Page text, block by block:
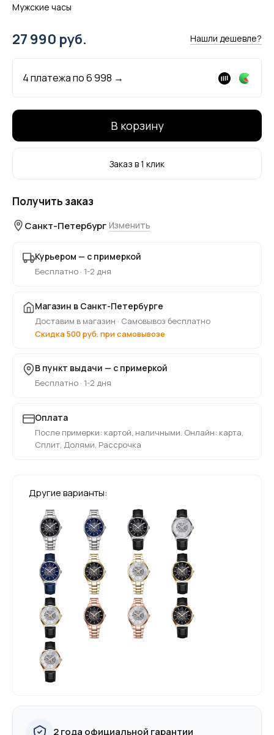
Мужские часы
27 990 руб. Нашли дешевле?
4 платежа по6 998 →
В корзину
Заказ в 1 клик
Получить заказ
Санкт-Петербург Изменить
Курьером — с примеркой
Бесплатно · 1-2 дня
Магазин в Санкт-Петербурге
Доставим в магазин · Самовывоз бесплатно
Скидка 500 руб. при самовывозе
В пункт выдачи — с примеркой
Бесплатно · 1-2 дня
Оплата
После примерки: картой, наличными. Онлайн: карта,
Сплит, Долями, Рассрочка
Другие варианты:
2 года официальной гарантии